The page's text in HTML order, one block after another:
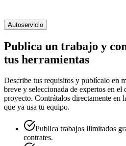
Autoservicio
Publica un trabajo y
tus herramientas
Describe tus requisitos y publícalo en
breve y seleccionada de expertos en el
proyecto. Contrátalos directamente en
que ya usa tu equipo.
Publica trabajos ilimitados
contrates.